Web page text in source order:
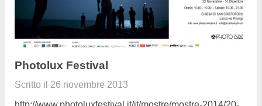
Photolux Festival
Scritto il 26 novembre 2013